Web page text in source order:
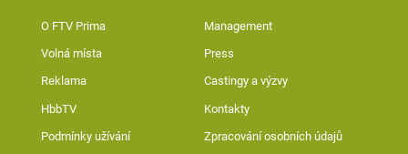
O FTV Prima Management
Volná místa Press
Reklama Castingy a výzvy
HbbTV Kontakty
Podmínky užívání Zpracování osobních údajů